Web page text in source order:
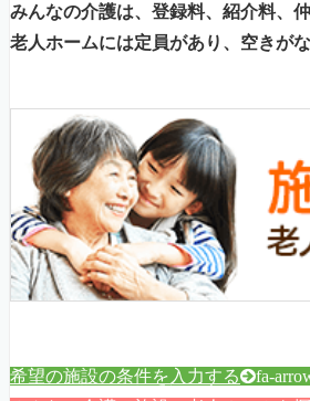
みんなの介護は、登録料、紹介料、
老人ホームには定員があり、空きが
希望の施設の条件を入力する fa-